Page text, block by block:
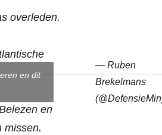
overleden.
en
missen.
— Ruben
Brekelmans
en dit